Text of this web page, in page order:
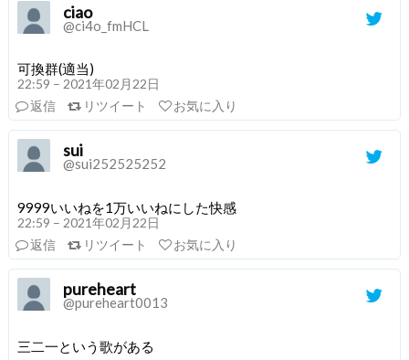
ciao
@ci4o_fmHCL
可換群(適当)
22:59 – 2021年02月22日
返信
リツイート お気に入り
sui
@sui252525252
9999いいねを1万いいねにした快感
22:59 – 2021年02月22日
返信
リツイート お気に入り
pureheart
@pureheart0013
三二一という歌がある